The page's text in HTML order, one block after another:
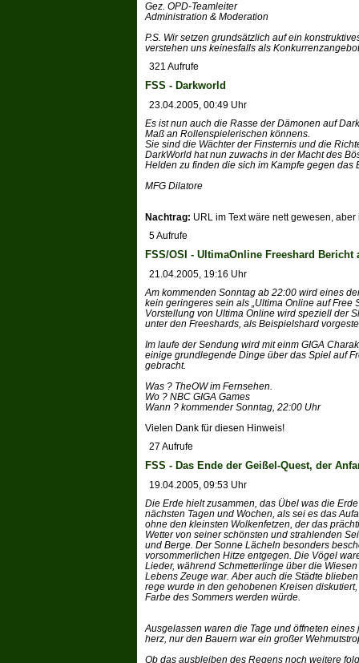
Gez. OPD-Teamleiter
Administration & Moderation
P.S. Wir setzen grundsätzlich auf ein
verstehen uns keinesfalls als
321 Aufrufe
FSS - Darkworld
23.04.2005, 00:49 Uhr
Es ist nun auch die Rasse der Dämonen auf
Maß an Rollenspielerischen könnens.
Sie sind die Wächter der Finsternis und die
DarkWorld hat nun zuwachs in der Macht des
Helden zu finden die sich im Kampfe gegen das
MFG Dilatore
Nachtrag: URL im Text wäre nett gewesen,
5 Aufrufe
FSS/OSI - UltimaOnline Freeshard Bericht
21.04.2005, 19:16 Uhr
Am kommenden Sonntag ab 22:00 wird eines
kein geringeres sein als „Ultima Online auf
Vorstellung von Ultima Online wird speziell der
unter den Freeshards, als Beispielshard
Im laufe der Sendung wird mit einm GIGA
einige grundlegende Dinge über das Spiel auf
gebracht.
Was ? TheOW im Fernsehen.
Wo ? NBC GIGA Games
Wann ? kommender Sonntag, 22:00 Uhr
Vielen Dank für diesen Hinweis!
27 Aufrufe
FSS - Das Ende der Geißel-Quest, der
19.04.2005, 09:53 Uhr
Die Erde hielt zusammen, das Übel was die
nächsten Tagen und Wochen, als sei es das
ohne den kleinsten Wolkenfetzen, der das
Wetter von seiner schönsten und strahlenden
und Berge. Der Sonne Lächeln besonders
vorsommerlichen Hitze entgegen. Die Vögel
Lieder, während Schmetterlinge über die
Lebens Zeuge war. Aber auch die Städte
rege wurde in den gehobenen Kreisen
Farbe des Sommers werden würde.
Ausgelassen waren die Tage und öffneten
herz, nur den Bauern war ein großer
Ob das ausbleiben des Regens noch weitere